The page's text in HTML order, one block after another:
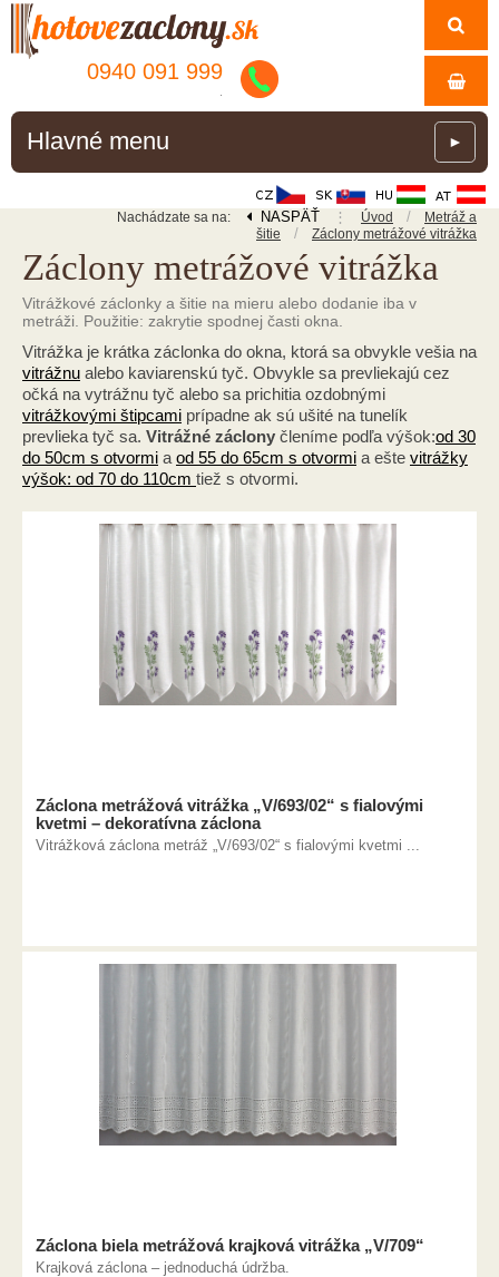
0940 091 999
Hlavné menu ►
Nachádzate sa na: NASPÄŤ ⋮ Úvod /
Metráž a
šitie
/ Záclony metrážové vitrážka
Záclony metrážové vitrážka
Vitrážkové záclonky a šitie na mieru alebo dodanie iba v
metráži. Použitie: zakrytie spodnej časti okna.
Vitrážka je krátka záclonka do okna, ktorá sa obvykle vešia na
vitrážnu alebo kaviarenskú tyč. Obvykle sa prevliekajú cez
očká na vytrážnu tyč alebo sa prichitia ozdobnými
vitrážkovými štipcami prípadne ak sú ušité na tunelík
prevlieka tyč sa. Vitrážné záclony členíme podľa výšok:od 30
do 50cm s otvormi a od 55 do 65cm s otvormi a ešte vitrážky
výšok: od 70 do 110cm tiež s otvormi.
Záclona metrážová vitrážka „V/693/02“ s fialovými
kvetmi – dekoratívna záclona
Vitrážková záclona metráž „V/693/02“ s fialovými kvetmi ...
Záclona biela metrážová krajková vitrážka „V/709“
Krajková záclona – jednoduchá údržba.